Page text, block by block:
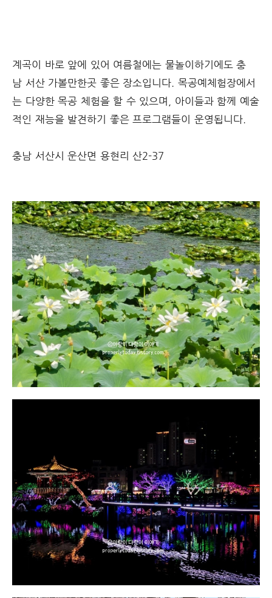
계곡이 바로 앞에 있어 여름철에는 물놀이하기에도 충
남 서산 가볼만한곳 좋은 장소입니다. 목공예체험장에서
는 다양한 목공 체험을 할 수 있으며, 아이들과 함께 예술
적인 재능을 발견하기 좋은 프로그램들이 운영됩니다.
충남 서산시 운산면 용현리 산2-37